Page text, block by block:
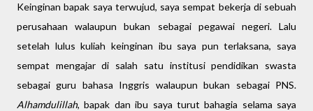
Keinginan bapak saya terwujud, saya sempat bekerja di sebuah
perusahaan walaupun bukan sebagai pegawai negeri. Lalu
setelah lulus kuliah keinginan ibu saya pun terlaksana, saya
sempat mengajar di salah satu institusi pendidikan swasta
sebagai guru bahasa Inggris walaupun bukan sebagai PNS.
Alhamdulillah, bapak dan ibu saya turut bahagia selama saya